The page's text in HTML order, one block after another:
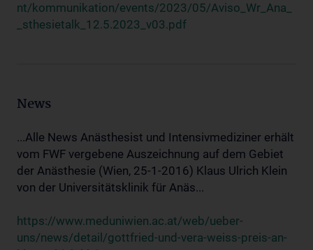
nt/kommunikation/events/2023/05/Aviso_Wr_Ana_
_sthesietalk_12.5.2023_v03.pdf
News
...Alle News Anästhesist und Intensivmediziner erhält
vom FWF vergebene Auszeichnung auf dem Gebiet
der Anästhesie (Wien, 25-1-2016) Klaus Ulrich Klein
von der Universitätsklinik für Anäs...
https://www.meduniwien.ac.at/web/ueber-
uns/news/detail/gottfried-und-vera-weiss-preis-an-